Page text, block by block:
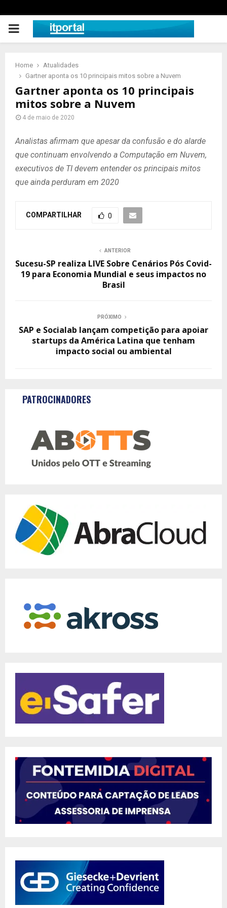
PRIMARY
Home
Atualidades
Gartner aponta os 10 principais mitos sobre a Nuvem
Gartner aponta os 10 principais
mitos sobre a Nuvem
4 de maio de 2020
Analistas afirmam que apesar da confusão e do alarde
que continuam envolvendo a Computação em Nuvem,
executivos de TI devem entender os principais mitos
que ainda perduram em 2020
COMPARTILHAR 0
ANTERIOR
Sucesu-SP realiza LIVE Sobre Cenários Pós Covid-
19 para Economia Mundial e seus impactos no
Brasil
PRÓXIMO
SAP e Socialab lançam competição para apoiar
startups da América Latina que tenham
impacto social ou ambiental
PATROCINADORES